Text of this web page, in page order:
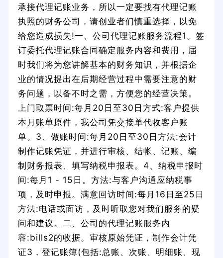
承接代理记账业务，所以一定要找有代理记账
执照的财务公司，请创业者们慎重选择，以免
给您造成损失!一、公司代理记账服务流程1。签
订委托代理记账合同确定服务内容和费用，届
时我们将为您讲解基本的财务知识，并根据企
业的情况提出在后期经营过程中需要注意的财
务问题，以备不时之需，方便您的经营决策。
上门取票时间:每月20日至30日方式:客户提供
本月账单原件，我公司凭交接单代收客户账
单。3、做账时间:每月20日至30日方法:会计
制作记账凭证，并进行审核、结帐、记账、编
制财务报表、填写纳税申报表。4、纳税申报时
间:每月1 - 15日。方法:与客户沟通应纳税事
项，及时申报。满意回访时间:每月16日至25日
方法:电话或面访，及时听取您对我们服务的疑
问和建议。二、公司的代理记账服务内
容:bills2的收据。审核原始凭证，制作会计凭
证3，登记账簿(包括:总账、次账、明细账、现